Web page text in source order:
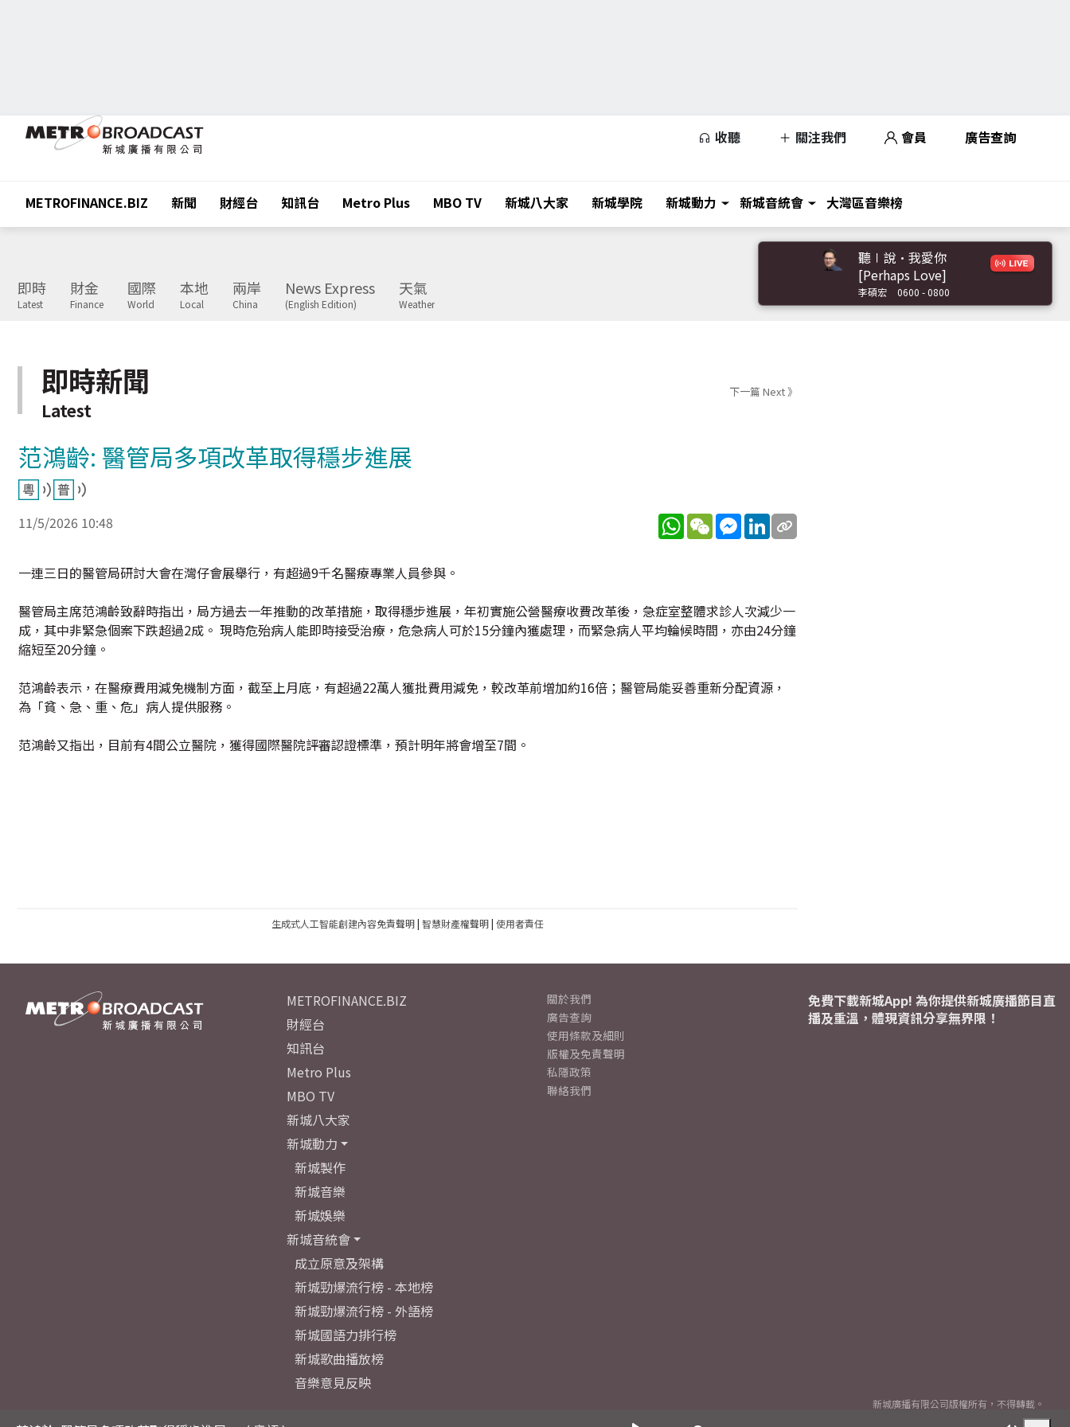
收聽 關注我們 會員 廣告查詢
METROFINANCE.BIZ 新聞 財經台 知訊台 Metro Plus MBO TV 新城八大家 新城學院 新城動力 新城音統會 大灣區音樂榜
即時
Latest
財金
Finance
國際
World
本地
Local
兩岸
China
News Express
(English Edition)
天氣
Weather
聽∣說•我愛你
[Perhaps Love]
李碩宏 0600 - 0800
即時新聞
Latest
下一篇 Next 》
范鴻齡: 醫管局多項改革取得穩步進展
11/5/2026 10:48 WhatsApp
WeChatMessenger
LinkedIn
一連三日的醫管局研討大會在灣仔會展舉行，有超過9千名醫療專業人員參與。
醫管局主席范鴻齡致辭時指出，局方過去一年推動的改革措施，取得穩步進展，年初實施公營醫療收費改革後，急症室整體求診人次減少一
成，其中非緊急個案下跌超過2成。 現時危殆病人能即時接受治療，危急病人可於15分鐘內獲處理，而緊急病人平均輪候時間，亦由24分鐘
縮短至20分鐘。
范鴻齡表示，在醫療費用減免機制方面，截至上月底，有超過22萬人獲批費用減免，較改革前增加約16倍；醫管局能妥善重新分配資源，
為「貧、急、重、危」病人提供服務。
范鴻齡又指出，目前有4間公立醫院，獲得國際醫院評審認證標準，預計明年將會增至7間。
生成式人工智能創建內容免責聲明| 智慧財產權聲明| 使用者責任
METROFINANCE.BIZ
財經台
知訊台
Metro Plus
MBO TV
新城八大家
新城動力
新城製作
新城音樂
新城娛樂
新城音統會
成立原意及架構
新城勁爆流行榜 - 本地榜
新城勁爆流行榜 - 外語榜
新城國語力排行榜
新城歌曲播放榜
音樂意見反映
關於我們
廣告查詢
使用條款及細則
版權及免責聲明
私隱政策
聯絡我們
免費下載新城App! 為你提供新城廣播節目直
播及重溫，體現資訊分享無界限！
新城廣播有限公司版權所有，不得轉載。
2026© Metro Broadcast Corporation Limited. All rights reserved.